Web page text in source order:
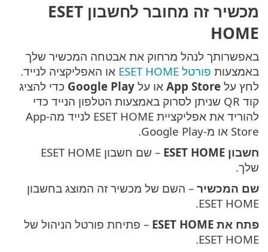
מכשיר זה מחובר לחשבון ESET
HOME
באפשרותך לנהל מרחוק את אבטחה המכשיר שלך
באמצעות פורטל ESET HOME
או האפליקציה לנייד.
לחץ על App Store או על Google Play כדי להציג
קוד QR שניתן לסרוק באמצעות הטלפון הנייד כדי
להוריד את אפליקציית ESET HOME לנייד מה-App
Store או מ-Google Play.
חשבון ESET HOME
– שם חשבון ESET HOME
שלך.
שם המכשיר – השם של מכשיר זה המוצג בחשבון
ESET HOME.
פתח את ESET HOME
– פתיחת פורטל הניהול של
ESET HOME.